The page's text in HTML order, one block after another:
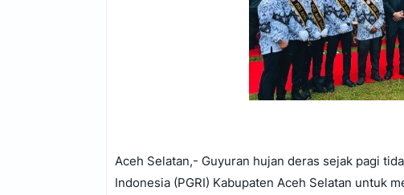
Aceh Selatan,- Guyuran hujan deras sejak pagi
Indonesia (PGRI) Kabupaten Aceh Selatan untuk